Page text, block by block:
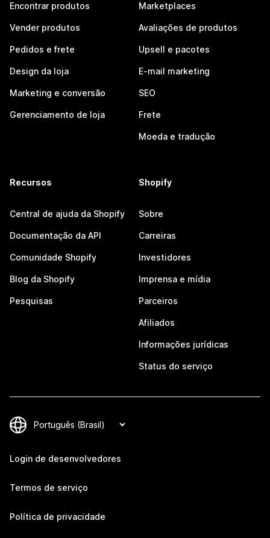
Encontrar produtos
Vender produtos
Pedidos e frete
Design da loja
Marketing e conversão
Gerenciamento de loja
Marketplaces
Avaliações de produtos
Upsell e pacotes
E-mail marketing
SEO
Frete
Moeda e tradução
Recursos
Central de ajuda da Shopify
Documentação da API
Comunidade Shopify
Blog da Shopify
Pesquisas
Shopify
Sobre
Carreiras
Investidores
Imprensa e mídia
Parceiros
Afiliados
Informações jurídicas
Status do serviço
Login de desenvolvedores
Termos de serviço
Política de privacidade